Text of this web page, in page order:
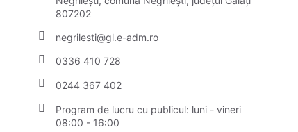
807202
negrilesti@gl.e-adm.ro
0336 410 728
0244 367 402
Program de lucru cu publicul: luni - vineri
08:00 - 16:00